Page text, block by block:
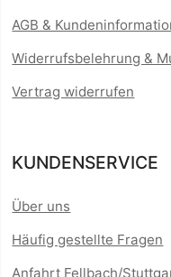
AGB &
Widerrufsbelehrung &
Vertrag widerrufen
KUNDENSERVICE
Über uns
Häufig gestellte Fragen
Anfahrt Fellbach/